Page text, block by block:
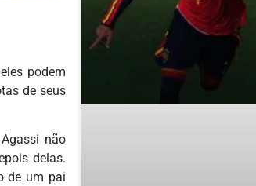
podem
de seus
não
delas.
de um pai